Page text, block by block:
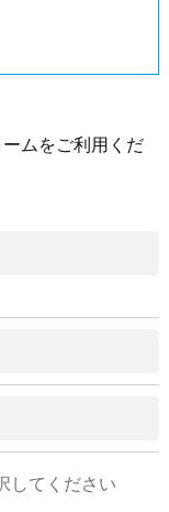
ムをご利用くだ
してください